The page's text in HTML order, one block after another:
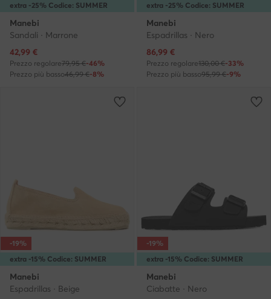
extra -25% Codice: SUMMER
Manebi
Sandali · Marrone
Prezzo attuale
42,99 €
Prezzo regolare79,95 €-46%
Prezzo più basso46,99 €-8%
extra -25% Codice: SUMMER
Manebi
Espadrillas · Nero
Prezzo attuale
86,99 €
Prezzo regolare130,00 €-33%
Prezzo più basso95,99 €-9%
extra -15% Codice: SUMMER
-19%
Manebi
Espadrillas · Beige
extra -15% Codice: SUMMER
-19%
Manebi
Ciabatte · Nero